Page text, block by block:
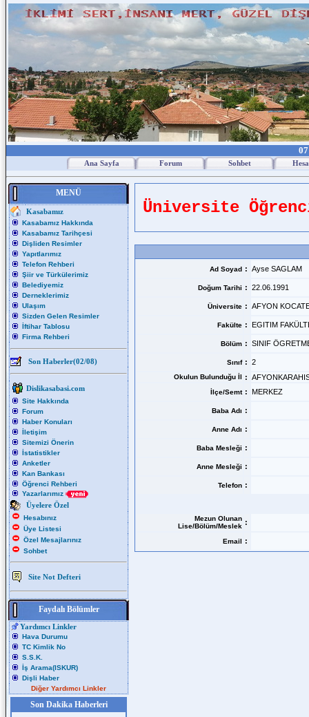
Ana Sayfa Forum Sohbet
MENÜ
Kasabamız
Kasabamız Hakkında
Kasabamız Tarihçesi
Dişliden Resimler
Yapıtlarımız
Telefon Rehberi
Şiir ve Türkülerimiz
Belediyemiz
Derneklerimiz
Ulaşım
Sizden Gelen Resimler
İftihar Tablosu
Firma Rehberi
Son Haberler(02/08)
Dislikasabasi.com
Site Hakkında
Forum
Haber Konuları
İletişim
Sitemizi Önerin
İstatistikler
Anketler
Kan Bankası
Öğrenci Rehberi
Yazarlarımız
Üyelere Özel
Hesabınız
Üye Listesi
Özel Mesajlarınız
Sohbet
Site Not Defteri
Faydalı Bölümler
Yardımcı Linkler
Hava Durumu
TC Kimlik No
S.S.K.
İş Arama(ISKUR)
Dişli Haber
Diğer Yardımcı Linkler
Son Dakika Haberleri
Üniversite
Ad Soyad : Ayse SAGLAM
Doğum Tarihi : 22.06.1991
Üniversite : AFYON
Fakülte : EGITIM
Bölüm : SINIF
Sınıf : 2
Okulun Bulunduğu İl :
İlçe/Semt : MERKEZ
Baba Adı :
Anne Adı :
Baba Mesleği :
Anne Mesleği :
Telefon :
Mezun Olunan
Lise/Bölüm/Meslek :
Email :